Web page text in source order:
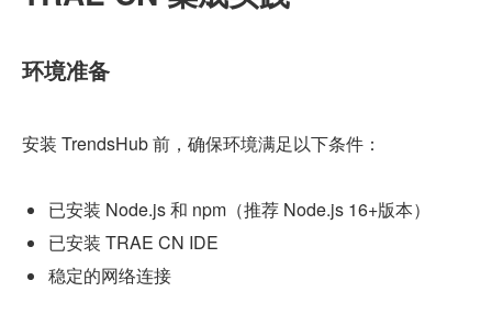
环境准备
安装 TrendsHub 前，确保环境满足以下条件：
已安装 Node.js 和 npm（推荐 Node.js 16+版本）
已安装 TRAE CN IDE
稳定的网络连接